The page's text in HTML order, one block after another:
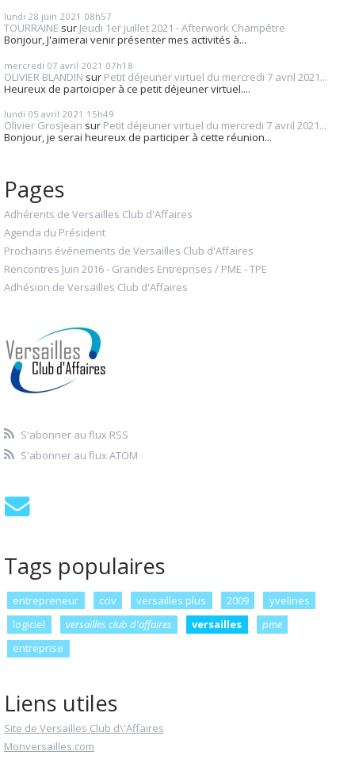
lundi 28 juin 2021 08h57
TOURRAINE sur Jeudi 1er juillet 2021 - Afterwork Champêtre
Bonjour, J'aimerai venir présenter mes activités à...
mercredi 07 avril 2021 07h18
OLIVIER BLANDIN sur Petit déjeuner virtuel du mercredi 7 avril 2021...
Heureux de partoiciper à ce petit déjeuner virtuel....
lundi 05 avril 2021 15h49
Olivier Grosjean sur Petit déjeuner virtuel du mercredi 7 avril 2021...
Bonjour, je serai heureux de participer à cette réunion...
Pages
Adhérents de Versailles Club d'Affaires
Agenda du Président
Prochains événements de Versailles Club d'Affaires
Rencontres Juin 2016 - Grandes Entreprises / PME - TPE
Adhésion de Versailles Club d'Affaires
S'abonner au flux RSS
S'abonner au flux ATOM
Tags populaires
entrepreneur cciv versailles plus 2009
yvelines
logiciel
versailles club d'affaires versailles
pme
entreprise
Liens utiles
Site de Versailles Club d\'Affaires
Monversailles.com